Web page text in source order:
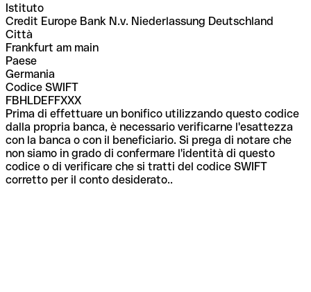
Istituto
Credit Europe Bank N.v. Niederlassung Deutschland
Città
Frankfurt am main
Paese
Germania
Codice SWIFT
FBHLDEFFXXX
Prima di effettuare un bonifico utilizzando questo codice
dalla propria banca, è necessario verificarne l'esattezza
con la banca o con il beneficiario. Si prega di notare che
non siamo in grado di confermare l'identità di questo
codice o di verificare che si tratti del codice SWIFT
corretto per il conto desiderato..